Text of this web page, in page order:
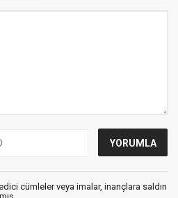
cümleler veya imalar, inançlara saldırı